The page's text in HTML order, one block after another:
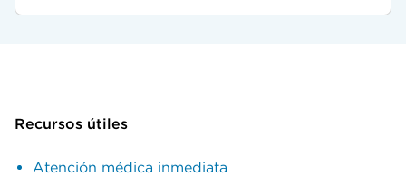
Recursos útiles
Atención médica inmediata